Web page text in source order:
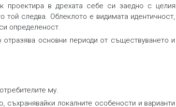
проектира в дрехата себе си заедно с целия
следва. Облеклото е видимата идентичност,
определеност.
основни периоди от съществуването и
му.
локалните особености и варианти